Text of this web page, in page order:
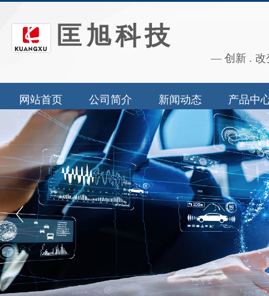
— 创新 . 改
匡旭科技
网站首页 公司简介 新闻动态 产品中